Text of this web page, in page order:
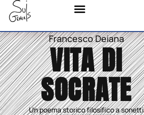
Francesco Deiana
VITA DI
SOCRATE
Un poema storico filosifico a sonetti